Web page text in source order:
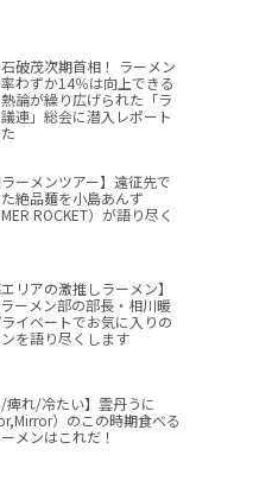
破茂次期首相！ ラーメン
わずか14％は向上できる
論が繰り広げられた「ラ
連」総会に潜入レポート
ラーメンツアー】遠征先で
絶品麺を小島あんず
ROCKET）が語り尽く
エリアの激推しラーメン】
ーメン部の部長・相川暖
イベートでお気に入りの
を語り尽くします
/痺れ/冷たい】雲丹うに
）のこの時期食べる
メンはこれだ！